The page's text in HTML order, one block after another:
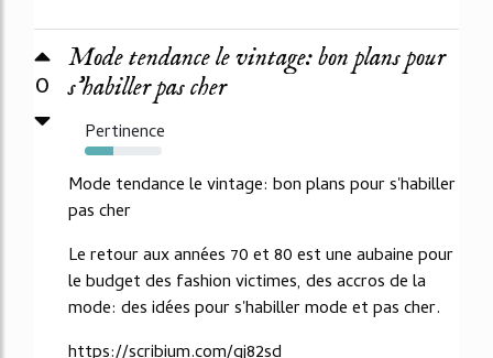
0
Mode tendance le vintage: bon plans pour
s'habiller pas cher
Pertinence
37%
Mode tendance le vintage: bon plans pour s'habiller
pas cher
Le retour aux années 70 et 80 est une aubaine pour
le budget des fashion victimes, des accros de la
mode: des idées pour s'habiller mode et pas cher.